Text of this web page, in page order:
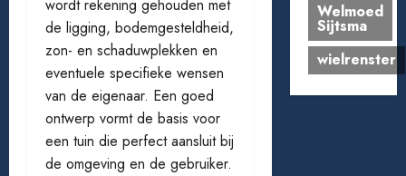
wordt rekening gehouden met
de ligging, bodemgesteldheid,
zon- en schaduwplekken en
eventuele specifieke wensen
van de eigenaar. Een goed
ontwerp vormt de basis voor
een tuin die perfect aansluit bij
de omgeving en de gebruiker.
Welmoed
Sijtsma
wielrenster